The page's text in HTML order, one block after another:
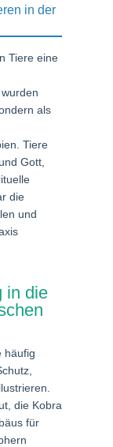
in der
Tiere eine
als
Tiere
Gott,
die
und
in die
häufig
die Kobra
für